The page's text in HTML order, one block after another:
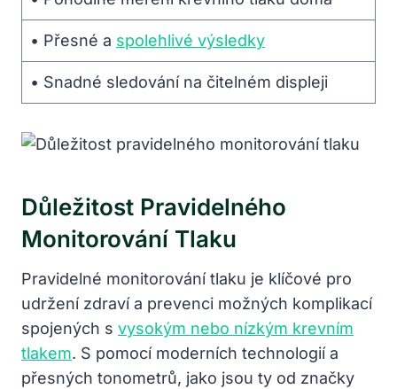
• Přesné a spolehlivé výsledky
• Snadné sledování na čitelném displeji
Důležitost Pravidelného
Monitorování Tlaku
Pravidelné monitorování tlaku je klíčové pro
udržení zdraví a prevenci možných komplikací
spojených s vysokým nebo nízkým krevním
tlakem. S pomocí moderních technologií a
přesných tonometrů, jako jsou ty od značky